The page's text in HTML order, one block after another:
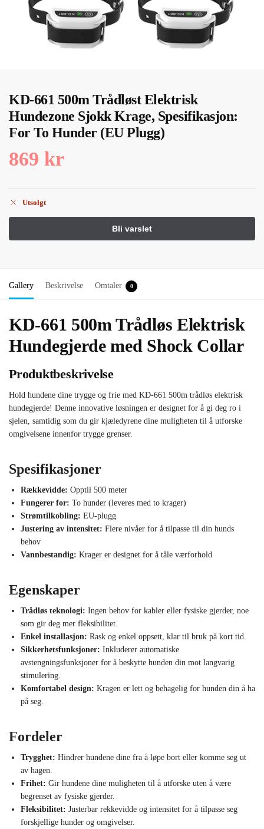
KD-661 500m Trådløst Elektrisk
Hundezone Sjokk Krage, Spesifikasjon:
For To Hunder (EU Plugg)
869 kr
Utsolgt
Gallery Beskrivelse Omtaler 0
KD-661 500m Trådløs Elektrisk
Hundegjerde med Shock Collar
Produktbeskrivelse
Hold hundene dine trygge og frie med KD-661 500m trådløs elektrisk
hundegjerde! Denne innovative løsningen er designet for å gi deg ro i
sjelen, samtidig som du gir kjæledyrene dine muligheten til å utforske
omgivelsene innenfor trygge grenser.
Spesifikasjoner
Rækkevidde: Opptil 500 meter
Fungerer for: To hunder (leveres med to krager)
Strømtilkobling: EU-plugg
Justering av intensitet: Flere nivåer for å tilpasse til din hunds
behov
Vannbestandig: Krager er designet for å tåle værforhold
Egenskaper
Trådløs teknologi: Ingen behov for kabler eller fysiske gjerder, noe
som gir deg mer fleksibilitet.
Enkel installasjon: Rask og enkel oppsett, klar til bruk på kort tid.
Sikkerhetsfunksjoner: Inkluderer automatiske
avstengningsfunksjoner for å beskytte hunden din mot langvarig
stimulering.
Komfortabel design: Kragen er lett og behagelig for hunden din å ha
på seg.
Fordeler
Trygghet: Hindrer hundene dine fra å løpe bort eller komme seg ut
av hagen.
Frihet: Gir hundene dine muligheten til å utforske uten å være
begrenset av fysiske gjerder.
Fleksibilitet: Justerbar rekkevidde og intensitet for å tilpasse seg
forskjellige hunder og omgivelser.